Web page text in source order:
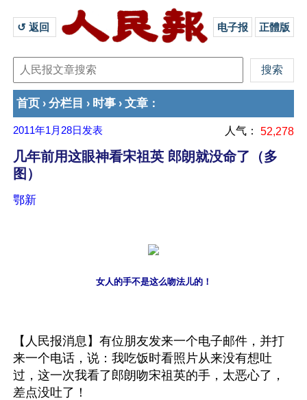
↺ 返回 电子报 正體版
首页 › 分栏目 › 时事 › 文章 ：
2011年1月28日 发表 人气： 52,278
几年前用这眼神看宋祖英 郎朗就没命了（多
图）
鄂新
女人的手不是这么吻法儿的！
【人民报消息】有位朋友发来一个电子邮件，并打
来一个电话，说：我吃饭时看照片从来没有想吐
过，这一次我看了郎朗吻宋祖英的手，太恶心了，
差点没吐了！